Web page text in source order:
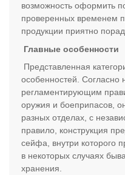
возможность оформить
проверенных временем
продукции приятно
Главные особенности
Представленная
особенностей. Согласно
регламентирующим
оружия и боеприпасов,
разных отделах, с
правило, конструкция
сейфа, внутри которого
в некоторых случаях
хранения.